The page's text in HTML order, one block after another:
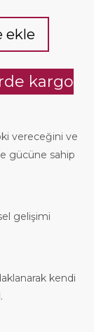
ekle
kargo
vereceğini ve
gücüne sahip
gelişimi
kendi